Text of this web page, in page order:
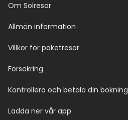
Om Solresor
Allmän information
Villkor för paketresor
Försäkring
Kontrollera och betala din bokning
Ladda ner vår app